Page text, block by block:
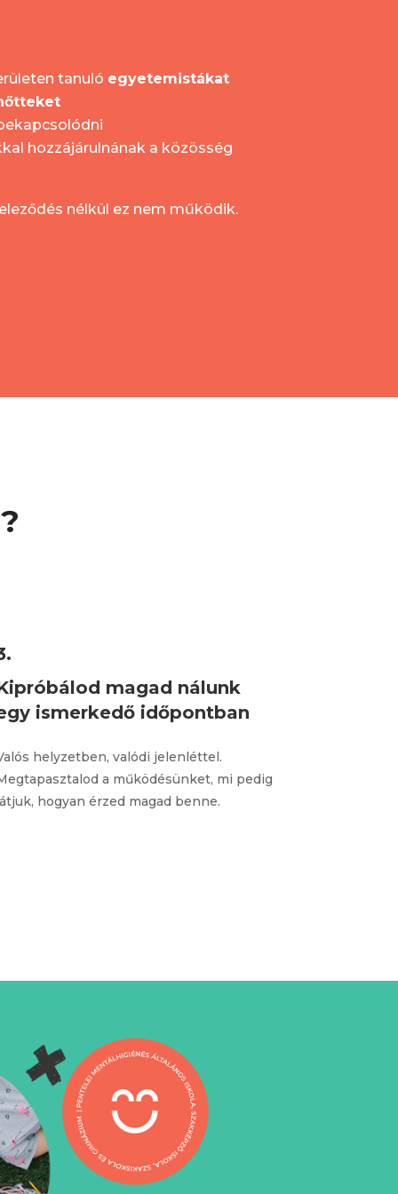
tanuló egyetemistákat
hozzájárulnának a közösség
nélkül ez nem működik.
magad nálunk
ismerkedő időpontban
helyzetben, valódi jelenléttel.
a működésünket, mi pedig
hogyan érzed magad benne.